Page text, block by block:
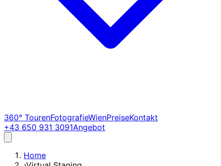
360° TourenFotografieWienPreiseKontakt
+43 650 931 3091Angebot
Home